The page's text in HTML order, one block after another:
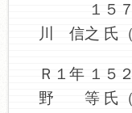
１５７
川 信之 氏（
Ｒ１年 １
野 等 氏（